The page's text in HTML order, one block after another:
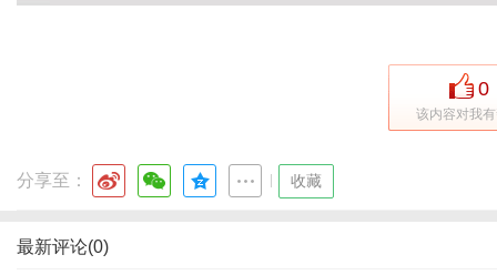
0
该内容对我
分享至： 收藏
最新评论(0)